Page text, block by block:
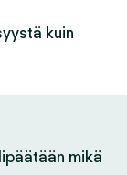
kuin
mikä